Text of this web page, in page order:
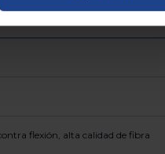
flexión, alta calidad de fibra